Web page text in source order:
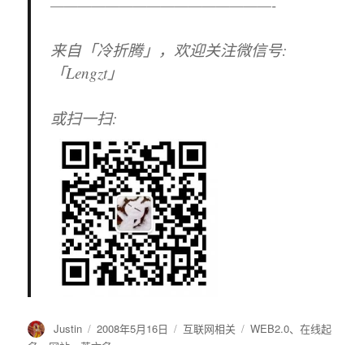
————————————————-
来自「冷折腾」，欢迎关注微信号:
「Lengzt」
或扫一扫:
作
Justin
发
2008年5月16日
分
互联网相关
标
WEB2.0、在线起